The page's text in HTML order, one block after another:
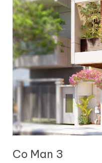
Co Man 3